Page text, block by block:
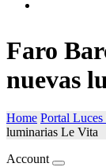
Faro
nuevas
Home Portal
luminarias Le Vita
Account